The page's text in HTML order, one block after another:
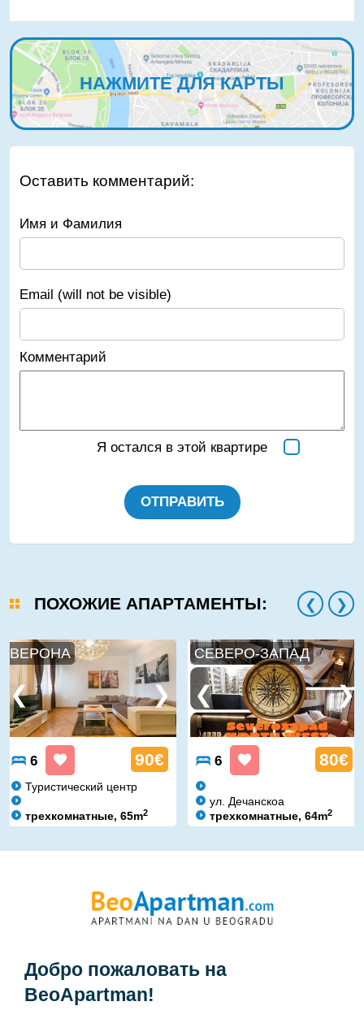
НАЖМИТЕ ДЛЯ КАРТЫ
Оставить комментарий:
Имя и Фамилия
Email (will not be visible)
Комментарий
Я остался в этой квартире
ОТПРАВИТЬ
ПОХОЖИЕ АПАРТАМЕНТЫ:
ВЕРОНА
6 90€
Туристический центр
трехкомнатные, 65m2
СЕВЕРО-ЗАПАД
6 80€
ул. Дечанскоa
трехкомнатные, 64m2
Добро пожаловать на
BeoApartman!